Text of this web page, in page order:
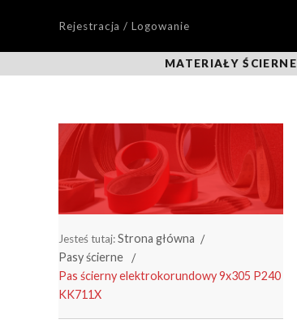
Rejestracja / Logowanie
MATERIAŁY ŚCIERNE
Jesteś tutaj:Strona główna
Pasy ścierne
Pas ścierny elektrokorundowy 9x305 P240
KK711X